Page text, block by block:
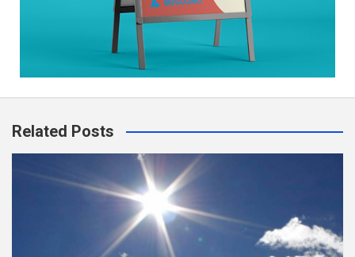
Related Posts